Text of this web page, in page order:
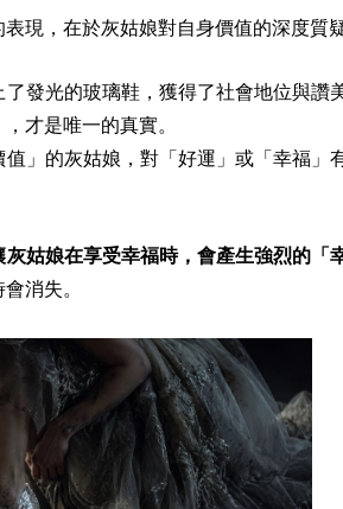
現，在於灰姑娘對自身價值的深度質疑
發光的玻璃鞋，獲得了社會地位與讚
才是唯一的真實。
」的灰姑娘，對「好運」或「幸福」
灰姑娘在享受幸福時，會產生強烈的「
消失。